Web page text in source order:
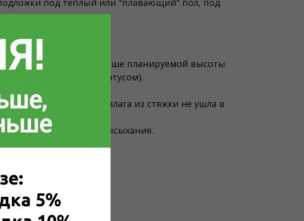
высотой чуть выше планируемой высоты
и остается под плинтусом).
(для того, чтобы влага из стяжки не ушла в
после высыхания.
5%